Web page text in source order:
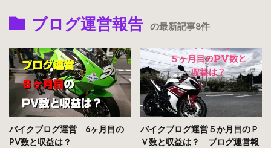
ブログ運営報告 の最新記事8件
バイクブログ運営 6ヶ月目の
PV数と収益は？
バイクブログ運営５か月目のＰ
Ｖ数と収益は？ ブログ運営報